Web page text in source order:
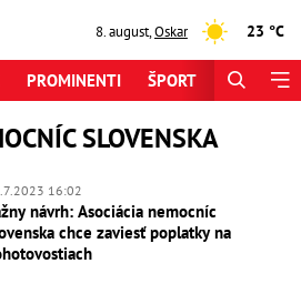
8. august,Oskar 23 °C
PROMINENTI ŠPORT
SLOVENSKA
16:02
návrh: Asociácia nemocníc
chce zaviesť poplatky na